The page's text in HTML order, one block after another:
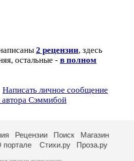
2 рецензии, здесь
остальные - в полном
Написать личное сообщение
автора Сэммибой
Рецензии Поиск
Магазин
портале Стихи.ру Проза.ру